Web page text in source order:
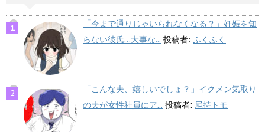
「今まで通りじゃいられなくなる？」妊娠を知
らない彼氏…大事な... 投稿者: ふくふく
「こんな夫、嬉しいでしょ？」イクメン気取り
の夫が女性社員にア... 投稿者: 尾持トモ